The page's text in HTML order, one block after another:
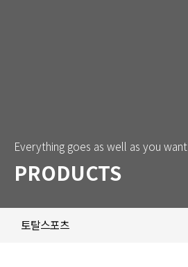
Everything goes as well as you want
PRODUCTS
토탈스포츠